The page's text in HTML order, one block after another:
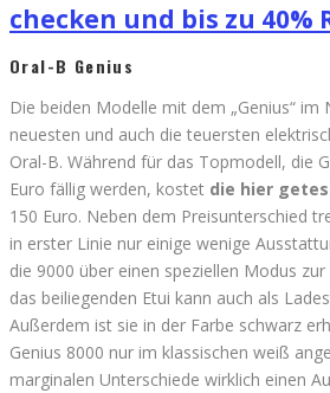
checken und bis zu 40%
Oral-B Genius
Die beiden Modelle mit dem „Genius“ im
neuesten und auch die teuersten
Oral-B. Während für das Topmodell, die
Euro fällig werden, kostet die hier
150 Euro. Neben dem Preisunterschied
in erster Linie nur einige wenige
die 9000 über einen speziellen Modus
das beiliegenden Etui kann auch als
Außerdem ist sie in der Farbe schwarz
Genius 8000 nur im klassischen weiß
marginalen Unterschiede wirklich einen